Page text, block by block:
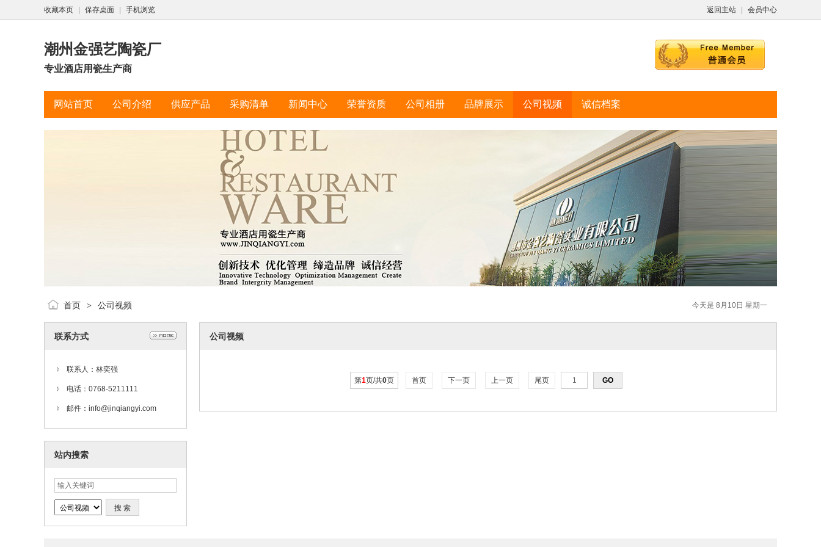
返回主站 会员中心
收藏本页 保存桌面 手机浏览
潮州金强艺陶瓷厂
专业酒店用瓷生产商
网站首页 公司介绍 供应产品 采购清单 新闻中心 荣誉资质 公司相册 品牌展示 公司视频 诚信档案
今天是 8月10日 星期一
首页 > 公司视频
联系方式
联系人：林奕强
电话：0768-5211111
邮件：info@jinqiangyi.com
站内搜索
公司视频
第1页/共0页 首页 下一页 上一页 尾页